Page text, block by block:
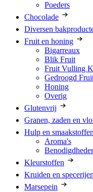
Poeders
Chocolade
Diversen
Fruit en honing
Bigarreaux
Blik Fruit
Fruit Vulling
Gedroogd
Honing
Overig
Glutenvrij
Granen, zaden en
Hulp en smaakstoffen
Aroma's
Kleurstoffen
Kruiden en specerijen
Marsepein